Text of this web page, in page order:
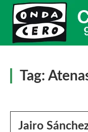
Tag:
Jairo